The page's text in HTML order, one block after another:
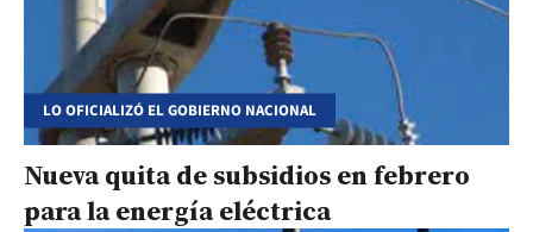
LO OFICIALIZÓ EL GOBIERNO NACIONAL
Nueva quita de subsidios en febrero
para la energía eléctrica